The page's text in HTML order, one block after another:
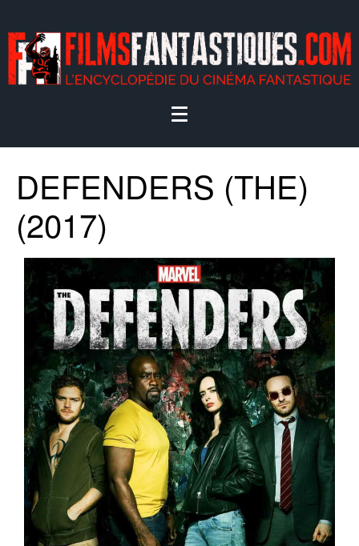
DEFENDERS (THE)
(2017)